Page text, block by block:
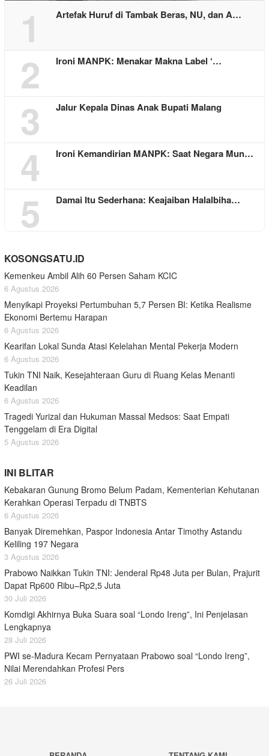
1 Artefak Huruf di Tambak Beras, NU, dan A…
2 Ironi MANPK: Menakar Makna Label ‘…
3 Jalur Kepala Dinas Anak Bupati Malang
4 Ironi Kemandirian MANPK: Saat Negara Mun…
5 Damai Itu Sederhana: Keajaiban Halalbiha…
KOSONGSATU.ID
Kemenkeu Ambil Alih 60 Persen Saham KCIC
6 Agustus 2026
Menyikapi Proyeksi Pertumbuhan 5,7 Persen BI: Ketika Realisme
Ekonomi Bertemu Harapan
6 Agustus 2026
Kearifan Lokal Sunda Atasi Kelelahan Mental Pekerja Modern
6 Agustus 2026
Tukin TNI Naik, Kesejahteraan Guru di Ruang Kelas Menanti
Keadilan
6 Agustus 2026
Tragedi Yurizal dan Hukuman Massal Medsos: Saat Empati
Tenggelam di Era Digital
5 Agustus 2026
INI BLITAR
Kebakaran Gunung Bromo Belum Padam, Kementerian Kehutanan
Kerahkan Operasi Terpadu di TNBTS
6 Agustus 2026
Banyak Diremehkan, Paspor Indonesia Antar Timothy Astandu
Keliling 197 Negara
3 Agustus 2026
Prabowo Naikkan Tukin TNI: Jenderal Rp48 Juta per Bulan, Prajurit
Dapat Rp600 Ribu–Rp2,5 Juta
30 Juli 2026
Komdigi Akhirnya Buka Suara soal “Londo Ireng”, Ini Penjelasan
Lengkapnya
28 Juli 2026
PWI se-Madura Kecam Pernyataan Prabowo soal “Londo Ireng”,
Nilai Merendahkan Profesi Pers
26 Juli 2026